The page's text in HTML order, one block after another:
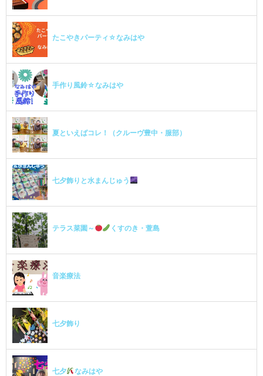
たこやきパーティ☆なみはや
手作り風鈴☆なみはや
夏といえばコレ！（クルーヴ豊中・服部）
七夕飾りと水まんじゅう
テラス菜園～ くすのき・萱島
音楽療法
七夕飾り
七夕 なみはや